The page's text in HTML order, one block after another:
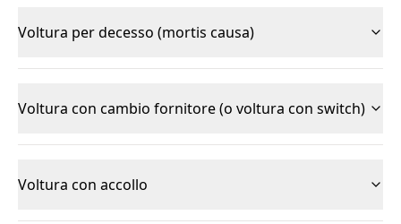
Voltura per decesso (mortis causa)
Voltura con cambio fornitore (o voltura con switch)
Voltura con accollo